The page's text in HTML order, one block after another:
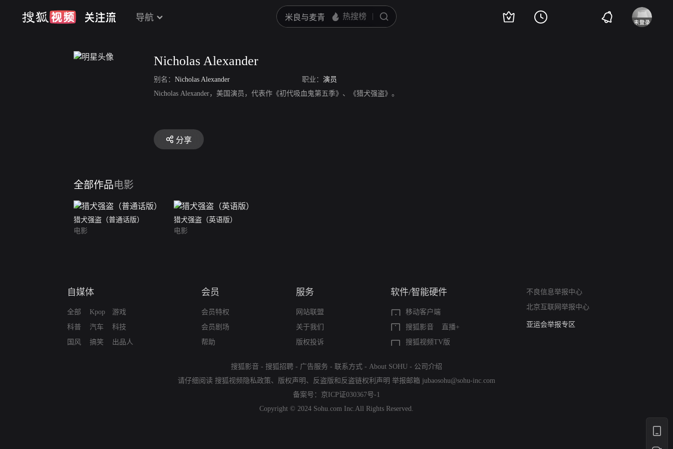
导航
Nicholas Alexander
别名： Nicholas Alexander 职业： 演员
Nicholas Alexander，美国演员，代表作《初代吸血鬼第五季》、《猎犬强盗》。
分享
全部作品电影
猎犬强盗（普通话版）
电影
猎犬强盗（英语版）
电影
自媒体
全部
科普
国风
Kpop
汽车
搞笑
游戏
科技
出品人
会员
会员特权
会员剧场
帮助
服务
网站联盟
关于我们
版权投诉
软件/智能硬件
移动客户端
搜狐影音
直播+
搜狐视频TV版
不良信息举报中心
北京互联网举报中心
算法推荐专项举报
亚运会举报专区
搜狐影音 - 搜狐招聘 - 广告服务 - 联系方式 - About SOHU - 公司介绍
请仔细阅读 搜狐视频隐私政策、 版权声明 、 反盗版和反盗链权利声明 举报邮箱 jubaosohu@sohu-inc.com
备案号： 京ICP证030367号-1
Copyright © 2024 Sohu.com Inc.All Rights Reserved.